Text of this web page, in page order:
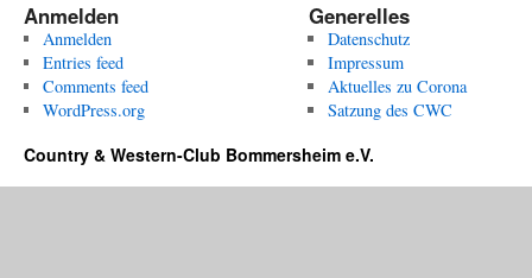
Anmelden
Anmelden
Entries feed
Comments feed
WordPress.org
Generelles
Datenschutz
Impressum
Aktuelles zu Corona
Satzung des CWC
Country & Western-Club Bommersheim e.V.